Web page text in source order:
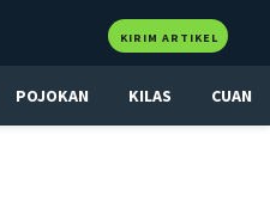
KIRIM ARTIKEL
POJOKAN KILAS CUAN